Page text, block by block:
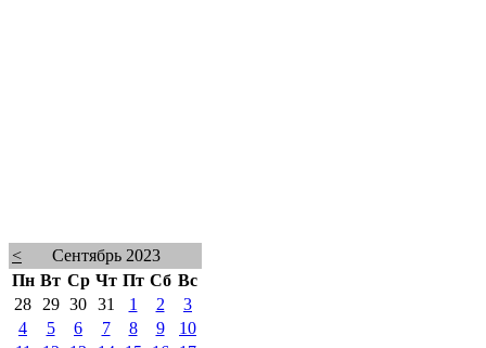
<
Сентябрь 2023
Пн Вт Ср Чт Пт Сб Вс
28
29 30 31 1 2
3
4
5 6 7 8 9
10